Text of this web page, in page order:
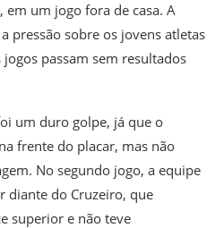
em um jogo fora de casa. A
pressão sobre os jovens atletas
passam sem resultados
um duro golpe, já que o
frente do placar, mas não
No segundo jogo, a equipe
diante do Cruzeiro, que
superior e não teve